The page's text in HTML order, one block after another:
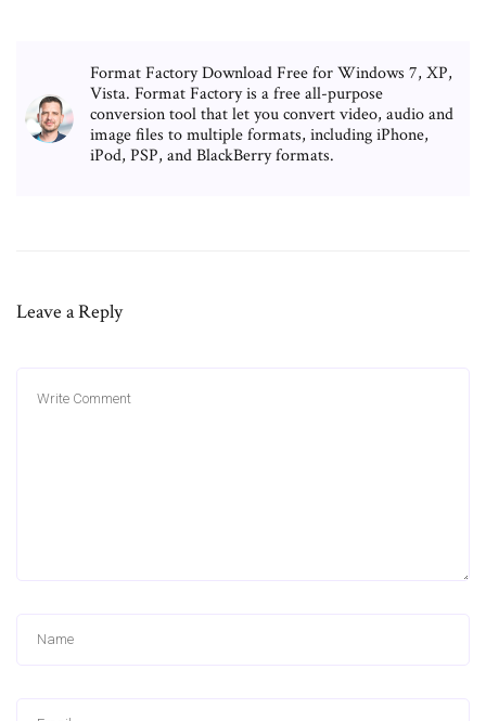
Format Factory Download Free for Windows 7, XP,
Vista. Format Factory is a free all-purpose
conversion tool that let you convert video, audio and
image files to multiple formats, including iPhone,
iPod, PSP, and BlackBerry formats.
Leave a Reply